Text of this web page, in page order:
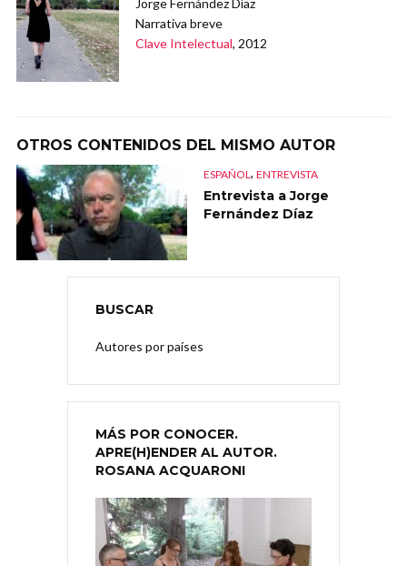
Narrativa breve
Clave Intelectual, 2012
OTROS CONTENIDOS DEL MISMO AUTOR
ESPAÑOL , ENTREVISTA
Entrevista a Jorge
Fernández Díaz
BUSCAR
Autores por países
MÁS POR CONOCER.
APRE(H)ENDER AL AUTOR.
ROSANA ACQUARONI